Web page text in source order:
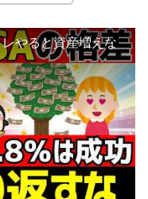
やると資産増えな